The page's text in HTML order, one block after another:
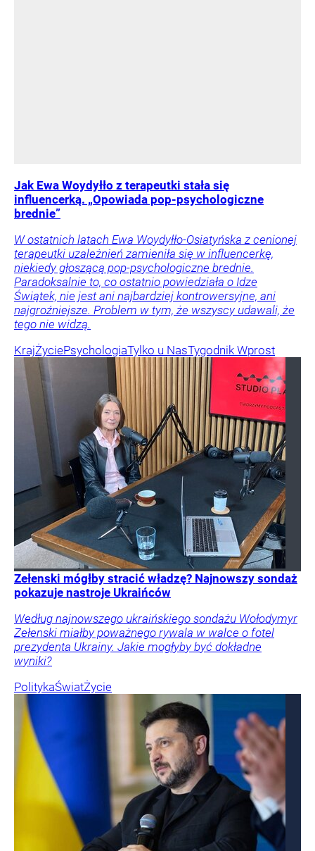
Jak Ewa Woydyłło z terapeutki stała się
influencerką. „Opowiada pop-psychologiczne
brednie”
W ostatnich latach Ewa Woydyłło-Osiatyńska z cenionej
terapeutki uzależnień zamieniła się w influencerkę,
niekiedy głoszącą pop-psychologiczne brednie.
Paradoksalnie to, co ostatnio powiedziała o Idze
Świątek, nie jest ani najbardziej kontrowersyjne, ani
najgroźniejsze. Problem w tym, że wszyscy udawali, że
tego nie widzą.
KrajŻyciePsychologiaTylko u NasTygodnik Wprost
Zełenski mógłby stracić władzę? Najnowszy sondaż
pokazuje nastroje Ukraińców
Według najnowszego ukraińskiego sondażu Wołodymyr
Zełenski miałby poważnego rywala w walce o fotel
prezydenta Ukrainy. Jakie mogłyby być dokładne
wyniki?
PolitykaŚwiatŻycie